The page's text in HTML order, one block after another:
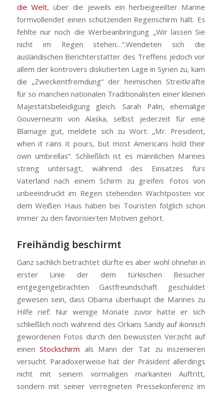
die Welt, über die jeweils ein herbeigeeilter Marine
formvollendet einen schützenden Regenschirm hält. Es
fehlte nur noch die Werbeanbringung „Wir lassen Sie
nicht im Regen stehen…“.Wendeten sich die
ausländischen Berichterstatter des Treffens jedoch vor
allem der kontrovers diskutierten Lage in Syrien zu, kam
die „Zweckentfremdung“ der heimischen Streitkräfte
für so manchen nationalen Traditionalisten einer kleinen
Majestätsbeleidigung gleich. Sarah Palin, ehemalige
Gouverneurin von Alaska, selbst jederzeit für eine
Blamage gut, meldete sich zu Wort: „Mr. President,
when it rains it pours, but most Americans hold their
own umbrellas“. Schließlich ist es männlichen Marines
streng untersagt, während des Einsatzes fürs
Vaterland nach einem Schirm zu greifen: Fotos von
unbeeindruckt im Regen stehenden Wachtposten vor
dem Weißen Haus haben bei Touristen folglich schon
immer zu den favorisierten Motiven gehört.
Freihändig beschirmt
Ganz sachlich betrachtet dürfte es aber wohl ohnehin in
erster Linie der dem türkischen Besucher
entgegengebrachten Gastfreundschaft geschuldet
gewesen sein, dass Obama überhaupt die Marines zu
Hilfe rief: Nur wenige Monate zuvor hatte er sich
schließlich noch während des Orkans Sandy auf ikonisch
gewordenen Fotos durch den bewussten Verzicht auf
einenStockschirm als Mann der Tat zu inszenieren
versucht. Paradoxerweise hat der Präsident allerdings
nicht mit seinem vormaligen markanten Auftritt,
sondern mit seiner verregneten Pressekonferenz im